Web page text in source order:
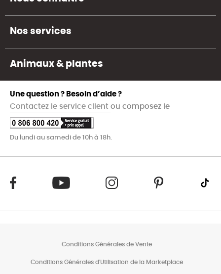
Nos services
Animaux & plantes
Une question ? Besoin d’aide ?
Contactez le service client ou composez le
Du lundi au samedi de 10h à 18h.
Conditions Générales de Vente
Conditions Générales d'Utilisation de la Marketplace